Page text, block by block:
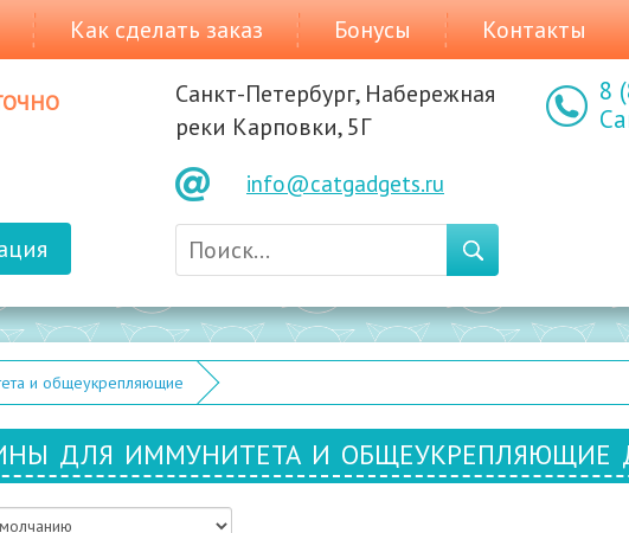
Как сделать заказ Бонусы Контакты
Санкт-Петербург, Набережная
реки Карповки, 5Г
info@catgadgets.ru
8
и общеукрепляющие
для иммунитета и общеукрепляющие